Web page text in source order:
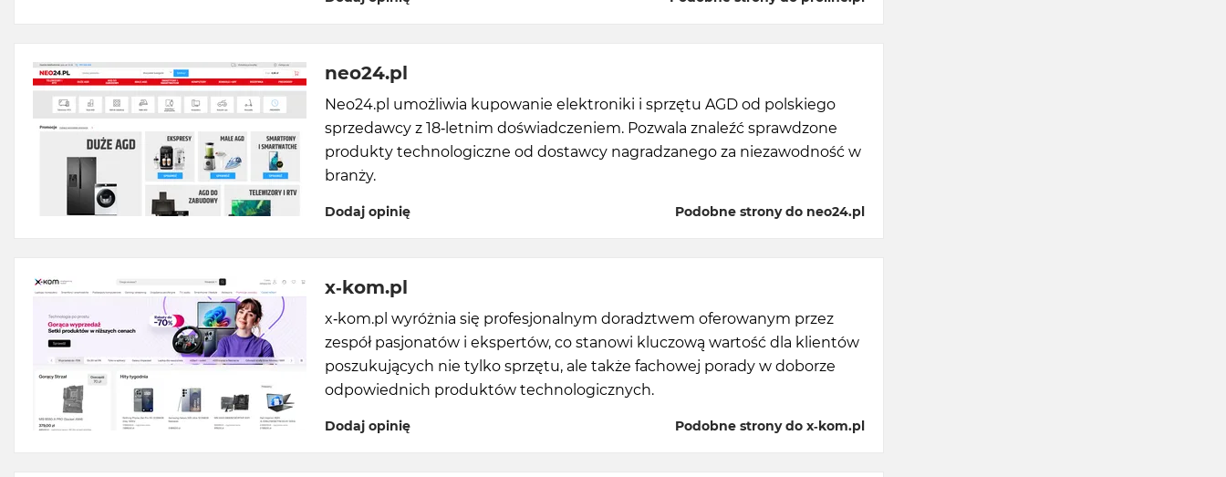
neo24.pl
Neo24.pl umożliwia kupowanie elektroniki i sprzętu AGD od polskiego
sprzedawcy z 18-letnim doświadczeniem. Pozwala znaleźć sprawdzone
produkty technologiczne od dostawcy nagradzanego za niezawodność w
branży.
Dodaj opinię Podobne strony do neo24.pl
x-kom.pl
x-kom.pl wyróżnia się profesjonalnym doradztwem oferowanym przez
zespół pasjonatów i ekspertów, co stanowi kluczową wartość dla klientów
poszukujących nie tylko sprzętu, ale także fachowej porady w doborze
odpowiednich produktów technologicznych.
Dodaj opinię Podobne strony do x-kom.pl